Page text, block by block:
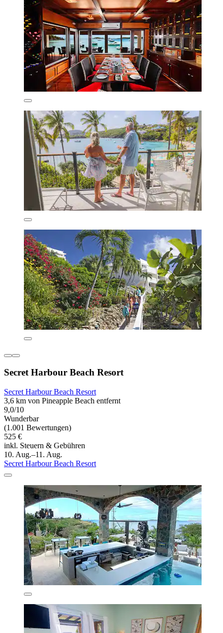
Secret Harbour Beach Resort
Secret Harbour Beach Resort
3,6 km von Pineapple Beach entfernt
9,0/10
Wunderbar
(1.001 Bewertungen)
525 €
inkl. Steuern & Gebühren
10. Aug.–11. Aug.
Secret Harbour Beach Resort